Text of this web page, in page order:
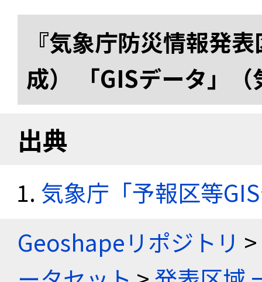
『気象庁防災情報発
成） 「GISデータ」
出典
気象庁「予報区等
Geoshapeリポジトリ >